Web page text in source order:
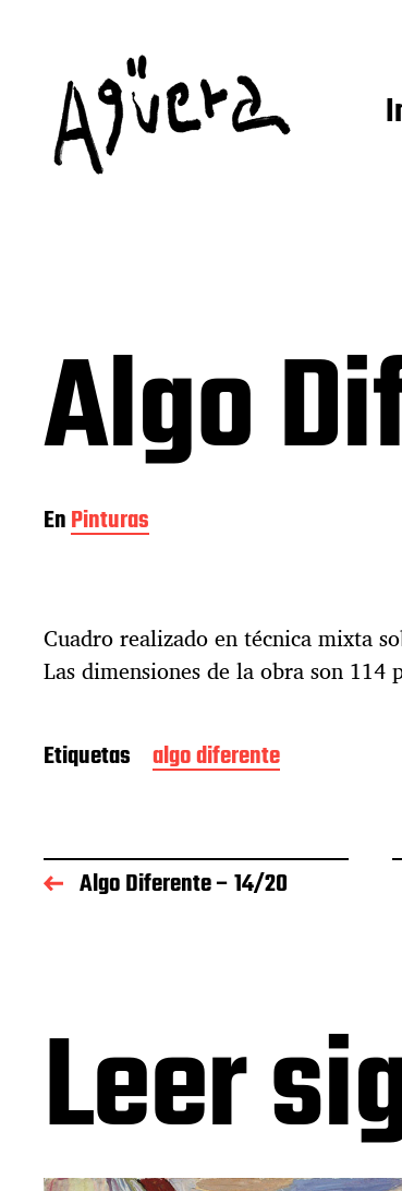
Algo
EnPinturas
Cuadro realizado en técnica mixta
Las dimensiones de la obra son 114
Etiquetas algo diferente
Algo Diferente – 14/20
Leer